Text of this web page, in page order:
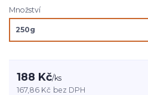
Množství
188 Kč/ks
167,86 Kč bez DPH